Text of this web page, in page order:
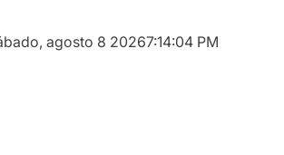
agosto 8 20267:14:05 PM